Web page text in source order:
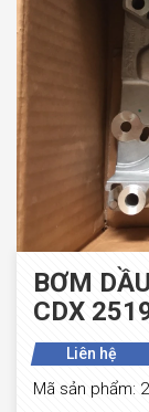
BƠM
CDX
Liên hệ
Mã sản phẩm: